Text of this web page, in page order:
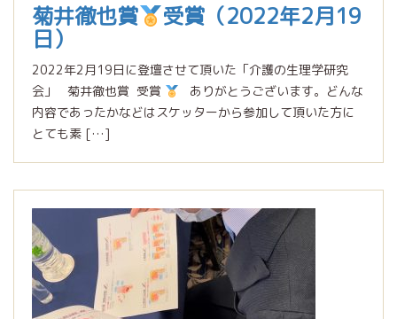
菊井徹也賞 受賞（2022年2月19
日）
2022年2月19日に登壇させて頂いた「介護の生理学研究
会」 菊井徹也賞 受賞
ありがとうございます。どんな
内容であったかなどはスケッターから参加して頂いた方に
とても素 […]